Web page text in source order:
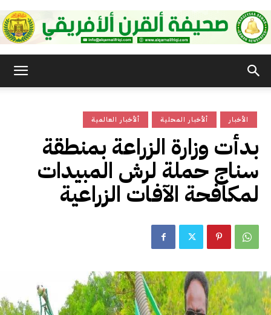
القرن
الأفريقي
ألأخبار العالمية ألأخبار المحلية الأخبار
بدأت وزارة الزراعة بمنطقة
سناج حملة لرش المبيدات
لمكافحة الآفات الزراعية